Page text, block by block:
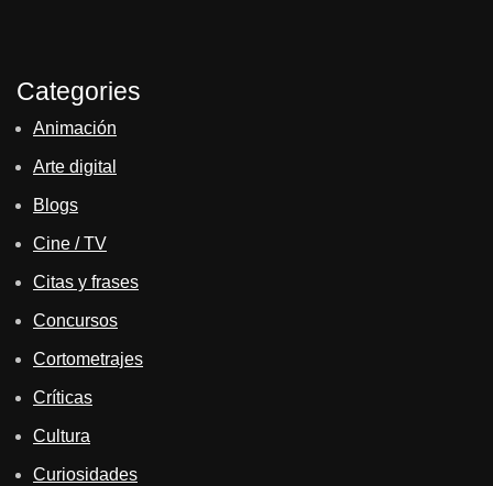
Categories
Animación
Arte digital
Blogs
Cine / TV
Citas y frases
Concursos
Cortometrajes
Críticas
Cultura
Curiosidades